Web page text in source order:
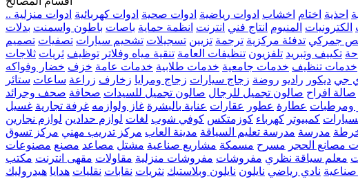
احذية اختام اخشاب ادوات رياضية ادوات صحية ادوات كهربائية ادوات منزلية
الكترونيات المنيوم انتاج فني انترنت انظمة حماية باصات باطون واسمنت بدلات
جمركي تدفئة مركزية ترجمة تزيين تسجيلات تشحيم سيارات تصفيات تصميم
تكييف وتبريد تلفزيون تنظيفات العامة تنقية مياه وفلاتر توظيف ثريات ثلاجات
خدمات تنظيف خدمات جامعية خدمات طلابية خدمات عامة خزف خضار وفواكه
جي ديكور راديو روضة زجاج سيارات زجاج ومرايا زخارف زراعة ساعات ستائر
صالة افراح صالون تجميل للرجال صالون تجميل للسيدات صحافة صحف وجرائد
ومرطبات عطارة عطور عقارات عناية بالبشرة غاز ولوازمه غرفة تجارية غسيل
كمبيوتر كهرباء كوزمتكس كوفي شوب لغات لوازم حدادين لوازم نجارين
مدرسة مدرسة تعليم السياقة مدينة العاب مركز تدريب مهني مركز تسوق
مصانع الحجر مسرح مسمكة مشاريع صناعية مشتل مصاعد مصنع مصنوعات
معلم سياقة نظري مفروشات مفروشات منزلية مقاولات مقهى انترنت مكتب
صناعية نادي رياضي نايلون نايلون وبلاستيك نثريات نقابات نقليات هدايا هيدروليك